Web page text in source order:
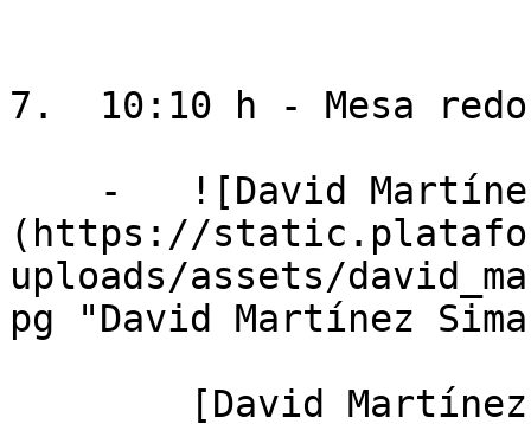
7.  10:10 h - Mesa
(https://
uploads/assets/
pg "David Martínez